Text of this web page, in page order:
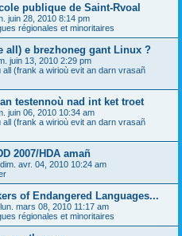
publique de Saint-Rvoal
juin 28, 2010 8:14 pm
régionales et minoritaires
all) e brezhoneg gant Linux ?
juin 13, 2010 2:29 pm
all (frank a wirioù evit an darn vrasañ
testennoù nad int ket troet
juin 06, 2010 10:34 am
all (frank a wirioù evit an darn vrasañ
2007/HDA amañ
dim. avr. 04, 2010 10:24 am
of Endangered Languages...
lun. mars 08, 2010 11:17 am
régionales et minoritaires